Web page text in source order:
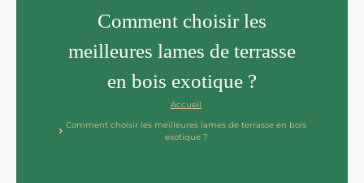
Comment choisir les
meilleures lames de terrasse
en bois exotique ?
Accueil
Comment choisir les meilleures lames de terrasse en bois
exotique ?